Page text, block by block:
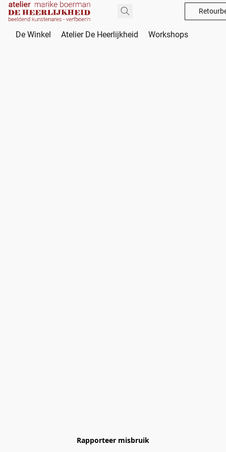
De Winkel Atelier De Heerlijkheid Workshops
Rapporteer misbruik